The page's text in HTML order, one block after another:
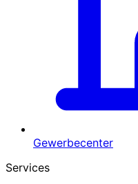
Gewerbecenter
Services